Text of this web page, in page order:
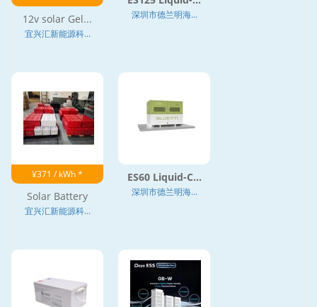
12v solar Gel...
宜兴汇新能源科...
深圳市德兰明海...
¥371 / kWh *
Solar Battery
宜兴汇新能源科...
ES60 Liquid-C...
深圳市德兰明海...